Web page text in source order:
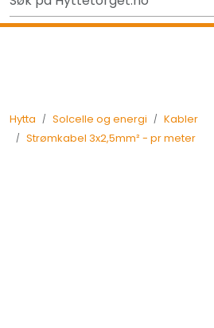
Skip to main contentUt på tur i sommer?
Hytta Solcelle og energi
Kabler
Strømkabel 3x2,5mm² - pr meter